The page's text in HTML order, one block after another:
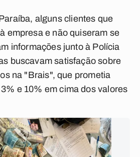
, alguns clientes que
empresa e não quiseram se
informações junto à Polícia
buscavam satisfação sobre
na "Brais", que prometia
e 10% em cima dos valores